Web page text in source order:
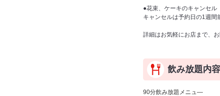
●花束、ケーキのキャンセル
キャンセルは予約日の1週間
詳細はお気軽にお店まで、
飲み放題内容
90分飲み放題メニュ―